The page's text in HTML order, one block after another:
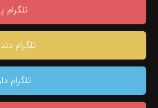
تلگرام
تلگرام